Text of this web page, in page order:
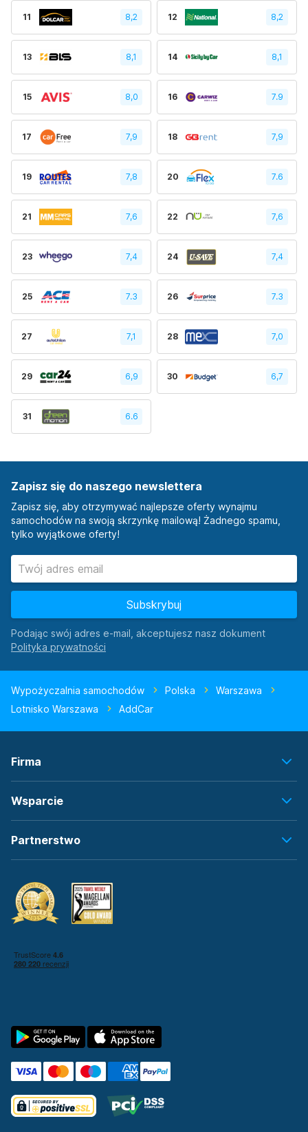
11 8,2 12 8,2
13 8,1 14 8,1
15 8,0 16 7.9
17 7,9 18 7,9
19 7,8 20 7.6
21 7,6 22 7,6
23 7,4 24 7,4
25 7.3 26 7.3
27 7,1 28 7,0
29 6,9 30 6,7
31 6.6
Zapisz się do naszego newslettera
Zapisz się, aby otrzymywać najlepsze oferty wynajmu
samochodów na swoją skrzynkę mailową! Żadnego spamu,
tylko wyjątkowe oferty!
Subskrybuj
Podając swój adres e-mail, akceptujesz nasz dokument
Wypożyczalnia samochodów Polska
Warszawa
Lotnisko Warszawa
AddCar
Firma
Wsparcie
Partnerstwo